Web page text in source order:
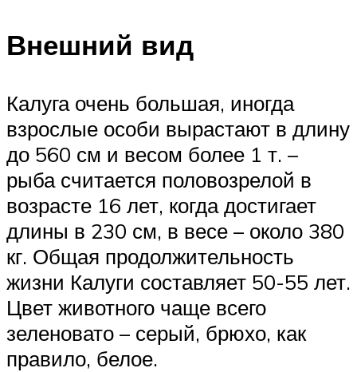
Внешний вид
Калуга очень большая, иногда
взрослые особи вырастают в длину
до 560 см и весом более 1 т. –
рыба считается половозрелой в
возрасте 16 лет, когда достигает
длины в 230 см, в весе – около 380
кг. Общая продолжительность
жизни Калуги составляет 50-55 лет.
Цвет животного чаще всего
зеленовато – серый, брюхо, как
правило, белое.